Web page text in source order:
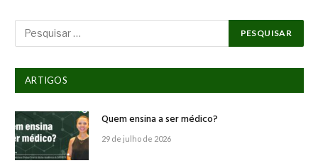
ARTIGOS
Quem ensina a ser médico?
29 de julho de 2026